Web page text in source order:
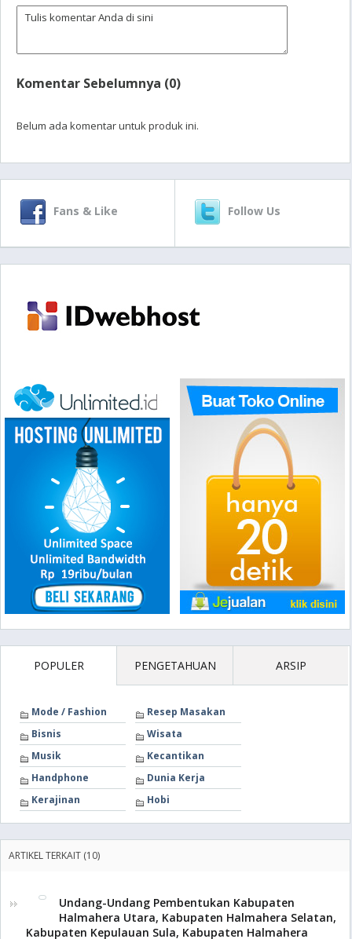
Komentar Sebelumnya (0)
Belum ada komentar untuk produk ini.
Fans & Like Follow Us
POPULER PENGETAHUAN ARSIP
Mode / Fashion
Resep Masakan
Bisnis
Wisata
Musik
Kecantikan
Handphone
Dunia Kerja
Kerajinan
Hobi
ARTIKEL TERKAIT (10)
Undang-Undang Pembentukan Kabupaten
Halmahera Utara, Kabupaten Halmahera Selatan,
Kabupaten Kepulauan Sula, Kabupaten Halmahera